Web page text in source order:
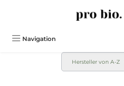
Navigation
Hersteller von A-Z